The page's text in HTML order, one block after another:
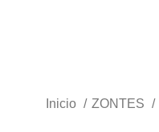
Inicio ZONTES